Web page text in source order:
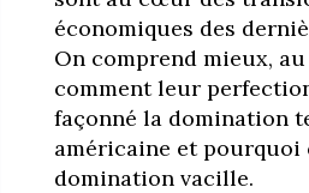
économiques des
On comprend mieux,
comment leur
façonné la domination
américaine et pourquoi
domination vacille.